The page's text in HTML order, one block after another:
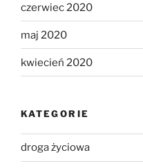
czerwiec 2020
maj 2020
kwiecień 2020
KATEGORIE
droga życiowa